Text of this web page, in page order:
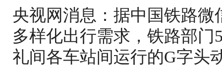
央视网消息：据中国铁路
多样化出行需求，铁路部门
礼间各车站间运行的G字头